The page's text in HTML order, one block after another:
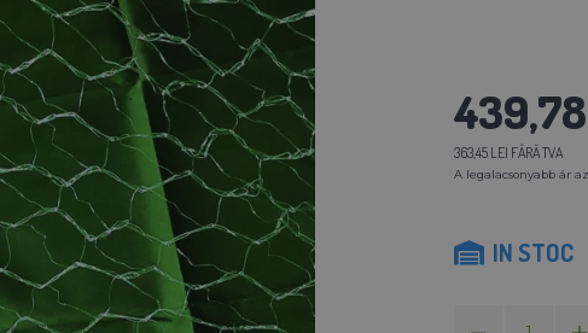
363,45 LEI FĂRĂ TVA
A legalacsonyabb ár
IN STOC